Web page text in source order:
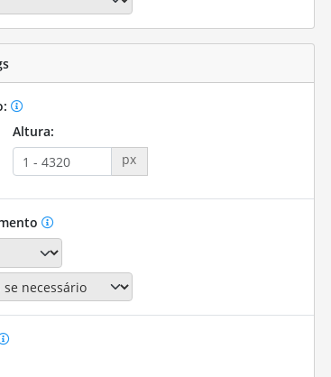
Altura:
px